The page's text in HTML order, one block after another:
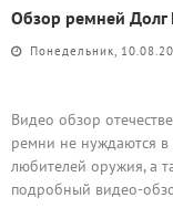
Обзор ремней
Понедельник,
Видео обзор
ремни не нуждаются в
любителей оружия, а
подробный видео-